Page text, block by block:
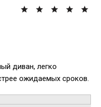
диван, легко
ожидаемых сроков.